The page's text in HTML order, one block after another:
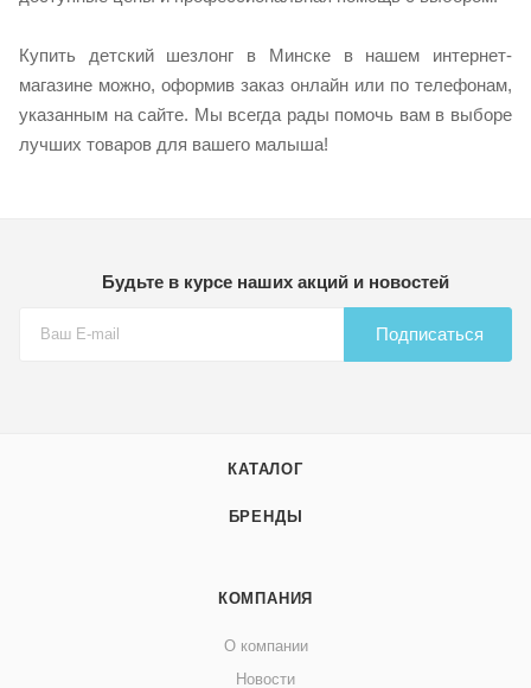
Купить детский шезлонг в Минске в нашем интернет-
магазине можно, оформив заказ онлайн или по телефонам,
указанным на сайте. Мы всегда рады помочь вам в выборе
лучших товаров для вашего малыша!
Будьте в курсе наших акций и новостей
Подписаться
КАТАЛОГ
БРЕНДЫ
КОМПАНИЯ
О компании
Новости